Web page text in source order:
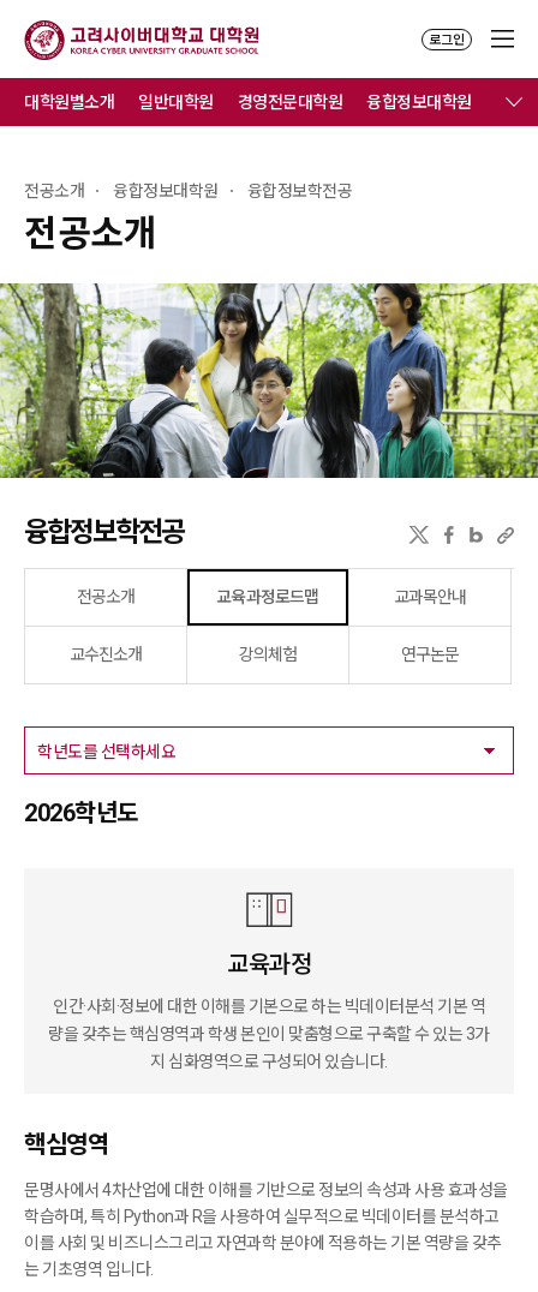
로그인
전공소개
전공소개 융합정보대학원 융합정보학전공
대학원별소개 일반대학원 경영전문대학원 융합정보대학원
융합정보학전공
전공소개 교육과정로드맵 교과목안내
교수진소개 강의체험 연구논문
2026학년도
교육과정
인간·사회·정보에 대한 이해를 기본으로 하는 빅데이터분석 기본 역
량을 갖추는 핵심영역과 학생 본인이 맞춤형으로 구축할 수 있는 3가
지 심화영역으로 구성되어 있습니다.
핵심영역
문명사에서 4차산업에 대한 이해를 기반으로 정보의 속성과 사용 효과성을
학습하며, 특히 Python과 R을 사용하여 실무적으로 빅데이터를 분석하고
이를 사회 및 비즈니스그리고 자연과학 분야에 적용하는 기본 역량을 갖추
는 기초영역 입니다.